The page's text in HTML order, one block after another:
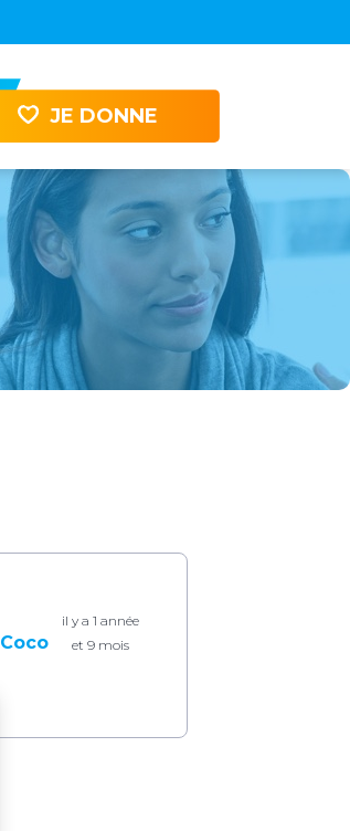
JE DONNE
il y a 1 année
et 9 mois
Coco